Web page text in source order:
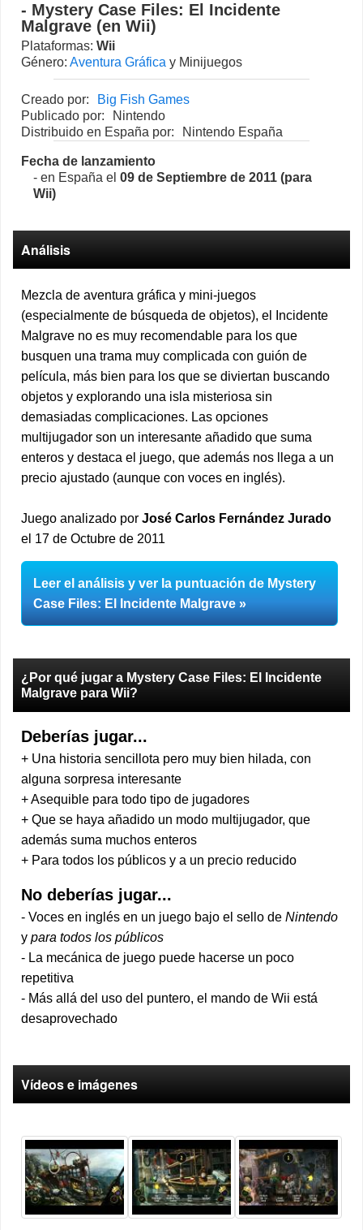
- Mystery Case Files: El Incidente
Malgrave (en Wii)
Plataformas: Wii
Género: Aventura Gráfica y Minijuegos
Creado por:
Big Fish Games
Publicado por:
Nintendo
Distribuido en España por:
Nintendo España
Fecha de lanzamiento
- en España el 09 de Septiembre de 2011 (para
Wii)
Análisis
Mezcla de aventura gráfica y mini-juegos
(especialmente de búsqueda de objetos), el Incidente
Malgrave no es muy recomendable para los que
busquen una trama muy complicada con guión de
película, más bien para los que se diviertan buscando
objetos y explorando una isla misteriosa sin
demasiadas complicaciones. Las opciones
multijugador son un interesante añadido que suma
enteros y destaca el juego, que además nos llega a un
precio ajustado (aunque con voces en inglés).
Juego analizado por José Carlos Fernández Jurado
el 17 de Octubre de 2011
Leer el análisis y ver la puntuación de Mystery
Case Files: El Incidente Malgrave
¿Por qué jugar a Mystery Case Files: El Incidente
Malgrave para Wii?
Deberías jugar...
+ Una historia sencillota pero muy bien hilada, con
alguna sorpresa interesante
+ Asequible para todo tipo de jugadores
+ Que se haya añadido un modo multijugador, que
además suma muchos enteros
+ Para todos los públicos y a un precio reducido
No deberías jugar...
- Voces en inglés en un juego bajo el sello de Nintendo
y para todos los públicos
- La mecánica de juego puede hacerse un poco
repetitiva
- Más allá del uso del puntero, el mando de Wii está
desaprovechado
Vídeos e imágenes